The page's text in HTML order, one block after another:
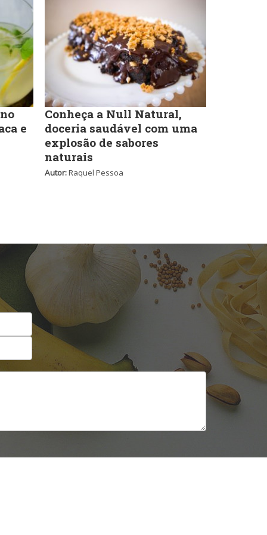
Self-service
Sobremesas e sorvetes
e
Conheça a Null Natural,
doceria saudável com uma
explosão de sabores
naturais
Autor:Raquel Pessoa